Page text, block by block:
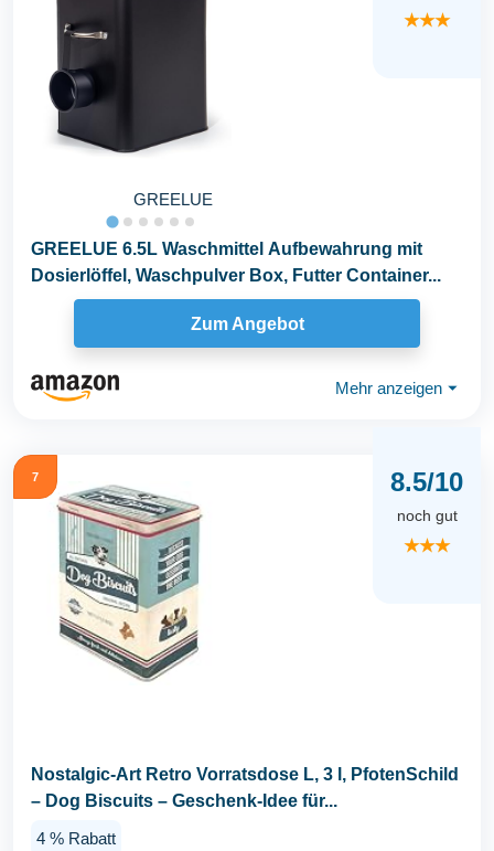
GREELUE
★★★
GREELUE 6.5L Waschmittel Aufbewahrung mit
Dosierlöffel, Waschpulver Box, Futter Container...
Zum Angebot
Mehr anzeigen ⏷
7 8.5/10
noch gut
★★★
Nostalgic-Art Retro Vorratsdose L, 3 l, PfotenSchild
– Dog Biscuits – Geschenk-Idee für...
4 % Rabatt